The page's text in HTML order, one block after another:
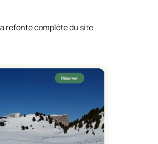
refonte complète du site